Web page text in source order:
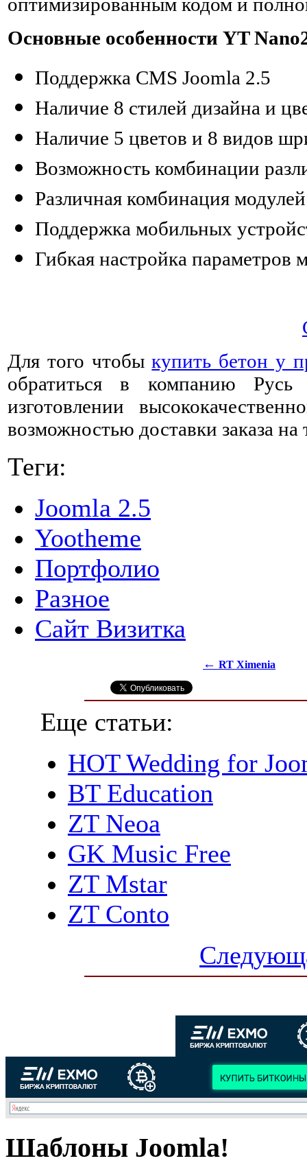
Основные особенности YT
Поддержка CMS Joomla 2.5
Наличие 8 стилей дизайна и
Наличие 5 цветов и 8 видов
Возможность комбинации
Различная комбинация
Поддержка мобильных
Гибкая настройка параметров
Для того чтобыкупить бетон у
обратиться в компанию Русь
изготовлении
возможностью доставки заказа на
Теги:
Joomla 2.5
Yootheme
Портфолио
Разное
Сайт Визитка
← RT Ximenia
Еще статьи:
HOT Wedding for
BT Education
ZT Neoa
GK Music Free
ZT Mstar
ZT Conto
Шаблоны Joomla!